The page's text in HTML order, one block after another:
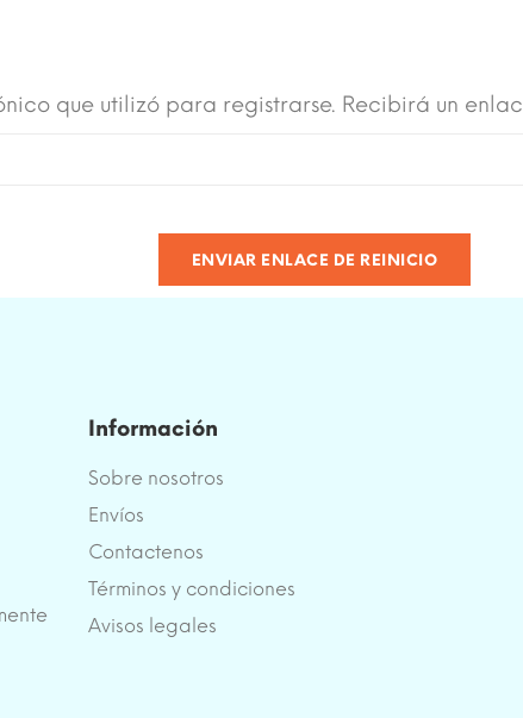
que utilizó para registrarse. Recibirá un
ENVIAR ENLACE DE REINICIO
Información
Sobre nosotros
Envíos
Contactenos
Términos y condiciones
Avisos legales